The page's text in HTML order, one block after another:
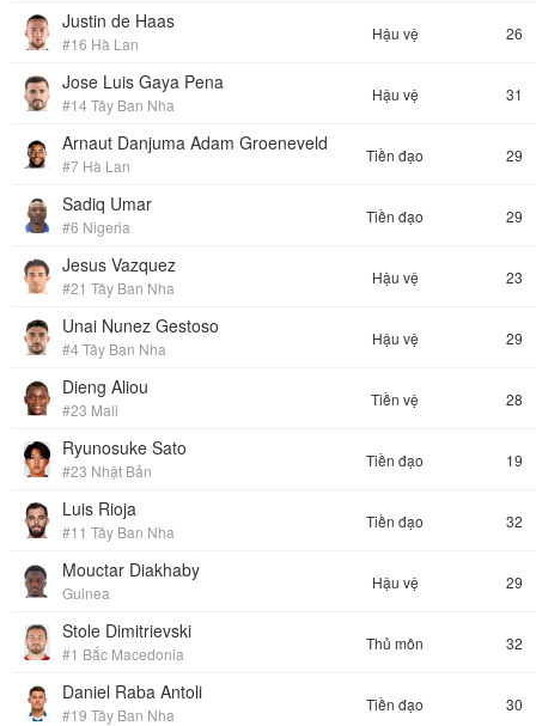
Justin de Haas
#16 Hà Lan
Hậu vệ 26
Jose Luis Gaya Pena
#14 Tây Ban Nha
Hậu vệ 31
Arnaut Danjuma Adam Groeneveld
#7 Hà Lan
Tiền đạo 29
Sadiq Umar
#6 Nigeria
Tiền đạo 29
Jesus Vazquez
#21 Tây Ban Nha
Hậu vệ 23
Unai Nunez Gestoso
#4 Tây Ban Nha
Hậu vệ 29
Dieng Aliou
#23 Mali
Tiền vệ 28
Ryunosuke Sato
#23 Nhật Bản
Tiền đạo 19
Luis Rioja
#11 Tây Ban Nha
Tiền đạo 32
Mouctar Diakhaby
Guinea
Hậu vệ 29
Stole Dimitrievski
#1 Bắc Macedonia
Thủ môn 32
Daniel Raba Antoli
#19 Tây Ban Nha
Tiền đạo 30